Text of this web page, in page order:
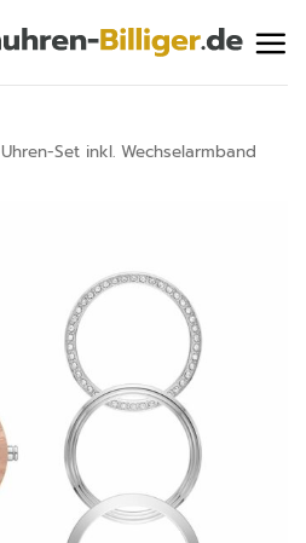
Uhren-Set inkl. Wechselarmband